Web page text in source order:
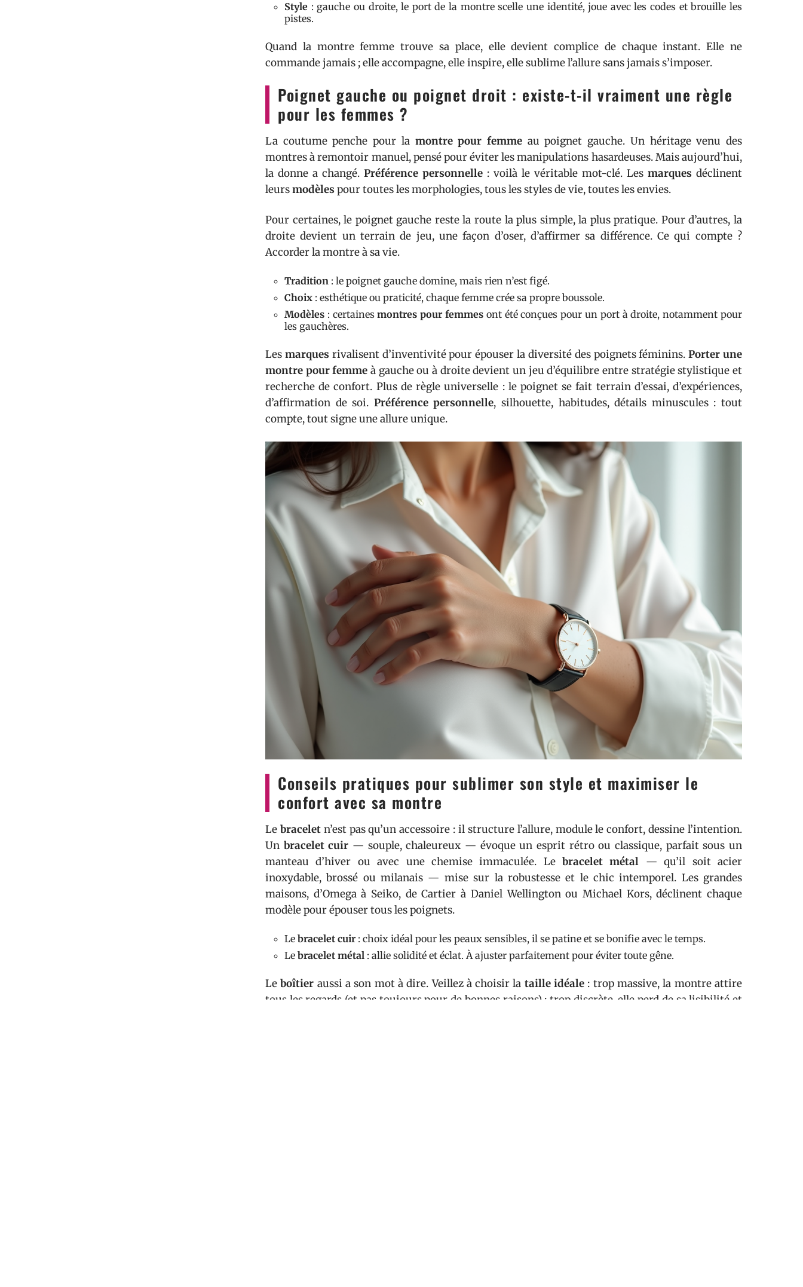
Style : gauche ou droite, le port de la montre scelle une identité, joue avec les codes et brouille les
pistes.
Quand la montre femme trouve sa place, elle devient complice de chaque instant. Elle ne
commande jamais ; elle accompagne, elle inspire, elle sublime l’allure sans jamais s’imposer.
Poignet gauche ou poignet droit : existe-t-il vraiment une règle
pour les femmes ?
La coutume penche pour la montre pour femme au poignet gauche. Un héritage venu des
montres à remontoir manuel, pensé pour éviter les manipulations hasardeuses. Mais aujourd’hui,
la donne a changé. Préférence personnelle : voilà le véritable mot-clé. Les marques déclinent
leursmodèles pour toutes les morphologies, tous les styles de vie, toutes les envies.
Pour certaines, le poignet gauche reste la route la plus simple, la plus pratique. Pour d’autres, la
droite devient un terrain de jeu, une façon d’oser, d’affirmer sa différence. Ce qui compte ?
Accorder la montre à sa vie.
Tradition : le poignet gauche domine, mais rien n’est figé.
Choix : esthétique ou praticité, chaque femme crée sa propre boussole.
Modèles : certainesmontres pour femmes ont été conçues pour un port à droite, notamment pour
les gauchères.
Les marques rivalisent d’inventivité pour épouser la diversité des poignets féminins.Porter une
montre pour femme à gauche ou à droite devient un jeu d’équilibre entre stratégie stylistique et
recherche de confort. Plus de règle universelle : le poignet se fait terrain d’essai, d’expériences,
d’affirmation de soi. Préférence personnelle, silhouette, habitudes, détails minuscules : tout
compte, tout signe une allure unique.
Conseils pratiques pour sublimer son style et maximiser le
confort avec sa montre
Le braceletn’est pas qu’un accessoire : il structure l’allure, module le confort, dessine l’intention.
Un bracelet cuir — souple, chaleureux — évoque un esprit rétro ou classique, parfait sous un
manteau d’hiver ou avec une chemise immaculée. Lebracelet métal — qu’il soit acier
inoxydable, brossé ou milanais — mise sur la robustesse et le chic intemporel. Les grandes
maisons, d’Omega à Seiko, de Cartier à Daniel Wellington ou Michael Kors, déclinent chaque
modèle pour épouser tous les poignets.
Le bracelet cuir : choix idéal pour les peaux sensibles, il se patine et se bonifie avec le temps.
Le bracelet métal : allie solidité et éclat. À ajuster parfaitement pour éviter toute gêne.
Leboîtier aussi a son mot à dire. Veillez à choisir la taille idéale : trop massive, la montre attire
tous les regards (et pas toujours pour de bonnes raisons) ; trop discrète, elle perd de sa lisibilité et